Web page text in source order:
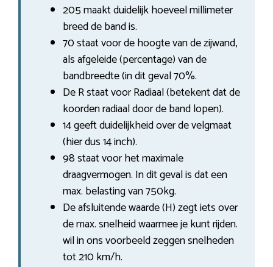
205 maakt duidelijk hoeveel millimeter
breed de band is.
70 staat voor de hoogte van de zijwand,
als afgeleide (percentage) van de
bandbreedte (in dit geval 70%.
De R staat voor Radiaal (betekent dat de
koorden radiaal door de band lopen).
14 geeft duidelijkheid over de velgmaat
(hier dus 14 inch).
98 staat voor het maximale
draagvermogen. In dit geval is dat een
max. belasting van 750kg.
De afsluitende waarde (H) zegt iets over
de max. snelheid waarmee je kunt rijden.
wil in ons voorbeeld zeggen snelheden
tot 210 km/h.